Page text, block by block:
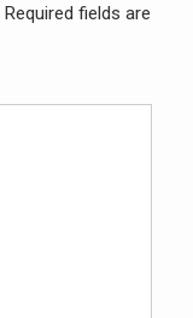
Required fields are